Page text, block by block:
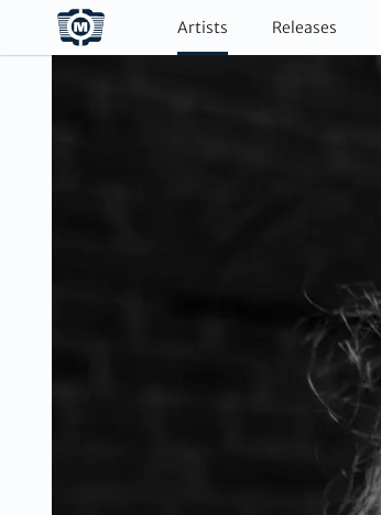
Artists Releases